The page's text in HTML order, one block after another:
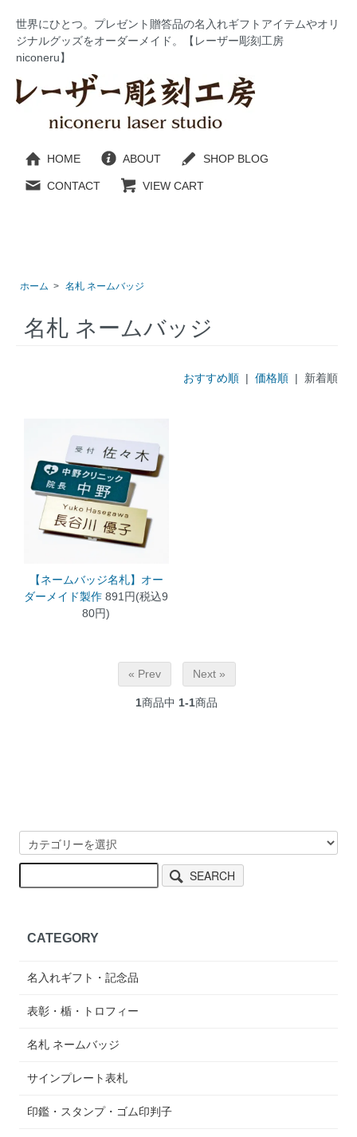
世界にひとつ。プレゼント贈答品の名入れギフトアイテムやオリ
ジナルグッズをオーダーメイド。【レーザー彫刻工房
niconeru】
HOME ABOUT SHOP BLOG
CONTACT VIEW CART
ホーム > 名札 ネームバッジ
名札 ネームバッジ
おすすめ順| 価格順| 新着順
【ネームバッジ名札】オー
ダーメイド製作 891円(税込9
80円)
« Prev Next »
1商品中 1-1商品
SEARCH
CATEGORY
名入れギフト・記念品
表彰・楯・トロフィー
名札 ネームバッジ
サインプレート表札
印鑑・スタンプ・ゴム印判子